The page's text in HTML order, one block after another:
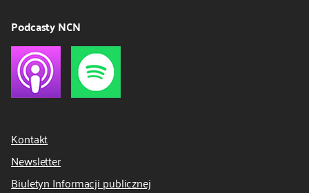
Podcasty NCN
Kontakt
Newsletter
Biuletyn Informacji publicznej